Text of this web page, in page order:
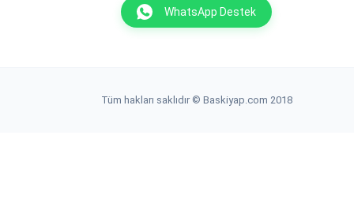
WhatsApp Destek
Tüm hakları saklıdır © Baskiyap.com 2018